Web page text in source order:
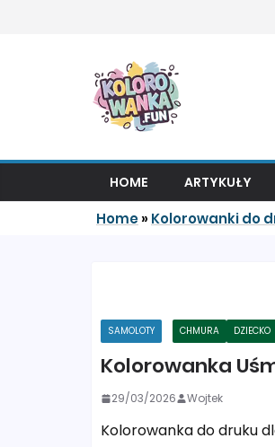
HOME ARTYKUŁY
Home» Kolorowanki do
SAMOLOTY CHMURA DZIECKO
Kolorowanka
29/03/2026 Wojtek
Kolorowanka do druku